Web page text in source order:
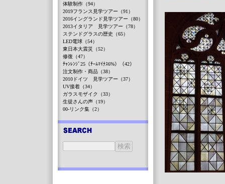
体験制作（94）
2019フランス見学ツアー（91）
2016イングランド見学ツアー（80）
2013イタリア 見学ツアー（78）
ステンドグラスの歴史（65）
LED電球（54）
東日本大震災（52）
修復（47）
ﾁｬﾝﾚﾝｼﾞ25（ﾁｰﾑﾏｲﾅｽ6%）（42）
注文制作・商品（38）
2010ドイツ 見学ツアー（37）
UV接着（34）
ガラスモザイク（33）
生徒さんの声（19）
00-リンク集（2）